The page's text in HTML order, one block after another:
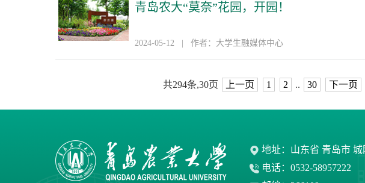
青岛农大“莫奈”花园，开园！
2024-05-12 | 作者：大学生融媒体中心
共294条,30页 上一页 1 2 .. 30 下一页
地址：山东省 青岛市 城
电话：0532-58957222